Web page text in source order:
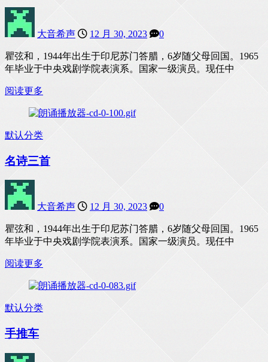
大音希声 12 月 30, 2023 0
瞿弦和，1944年出生于印尼苏门答腊，6岁随父母回国。1965
年毕业于中央戏剧学院表演系。国家一级演员。现任中
阅读更多
默认分类
名诗三首
大音希声 12 月 30, 2023 0
瞿弦和，1944年出生于印尼苏门答腊，6岁随父母回国。1965
年毕业于中央戏剧学院表演系。国家一级演员。现任中
阅读更多
默认分类
手推车